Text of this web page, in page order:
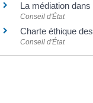
La médiation
Conseil d'État
Charte éthique
Conseil d'État